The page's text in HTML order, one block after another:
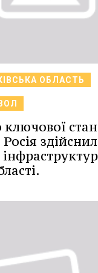
ОБЛАСТЬ